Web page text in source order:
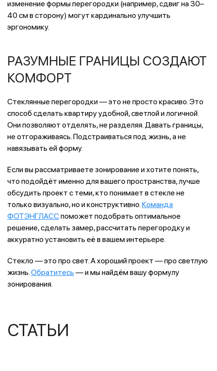
изменение формы перегородки (например, сдвиг на 30–
40 см в сторону) могут кардинально улучшить
эргономику.
РАЗУМНЫЕ ГРАНИЦЫ СОЗДАЮТ
КОМФОРТ
Стеклянные перегородки — это не просто красиво. Это
способ сделать квартиру удобной, светлой и логичной.
Они позволяют отделять, не разделяя. Давать границы,
не отгораживаясь. Подстраиваться под жизнь, а не
навязывать ей форму.
Если вы рассматриваете зонирование и хотите понять,
что подойдёт именно для вашего пространства, лучше
обсудить проект с теми, кто понимает в стекле не
только визуально, но и конструктивно.Команда
ФОТЭНГЛАССпоможет подобрать оптимальное
решение, сделать замер, рассчитать перегородку и
аккуратно установить её в вашем интерьере.
Стекло — это про свет. А хороший проект — про светлую
жизнь.Обратитесь — и мы найдём вашу формулу
зонирования.
СТАТЬИ